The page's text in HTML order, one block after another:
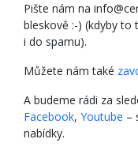
Pište nám na
bleskově :-) (kdyby to
i do spamu).
Můžete nám také
A budeme rádi za
Facebook, Youtube –
nabídky.